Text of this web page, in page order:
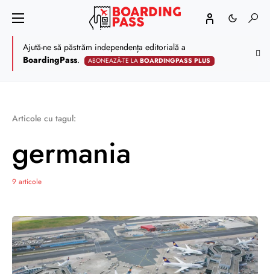
Ajută-ne să păstrăm independența editorială a
BoardingPass. ABONEAZĂ-TE LABOARDINGPASS PLUS
Articole cu tagul:
germania
9 articole